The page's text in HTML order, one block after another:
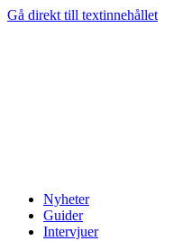
Gå direkt till textinnehållet
Nyheter
Guider
Intervjuer